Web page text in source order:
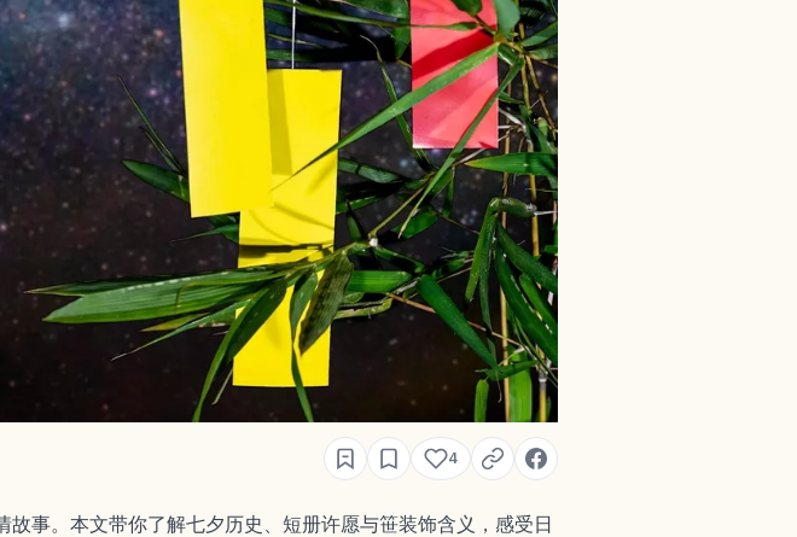
4
事。本文带你了解七夕历史、短册许愿与笹装饰含义，感受日